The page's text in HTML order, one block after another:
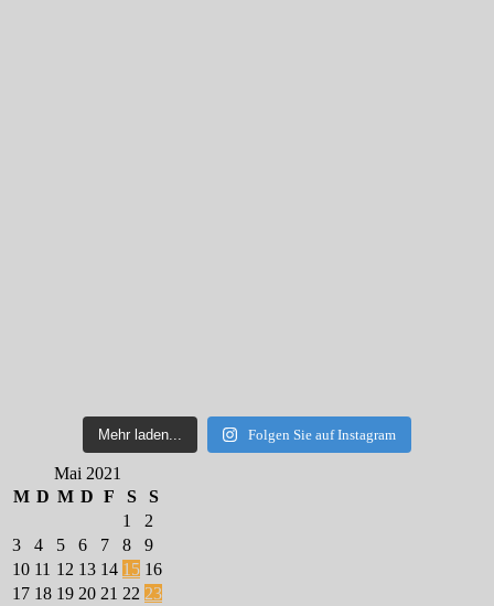
Mehr laden... Folgen Sie auf Instagram
Mai 2021
M D M D F S
S
1
2
3
4 5 6 7 8
9
10 11 12 13 14 15 16
17 18 19 20 21 22 23